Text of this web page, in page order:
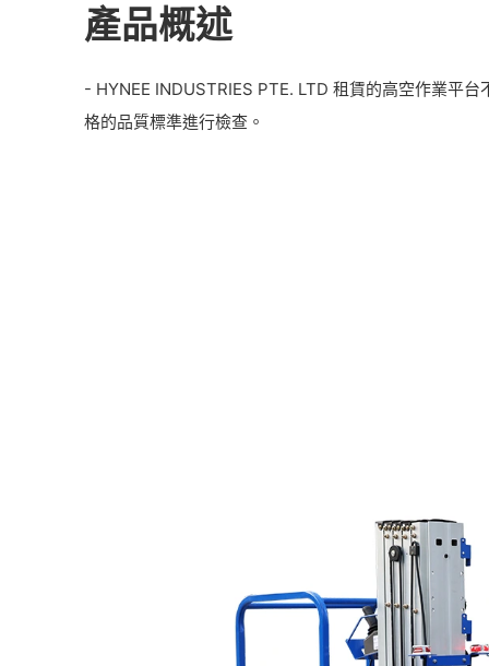
產品概述
- HYNEE INDUSTRIES PTE. LTD 租賃的高空作業平
格的品質標準進行檢查。